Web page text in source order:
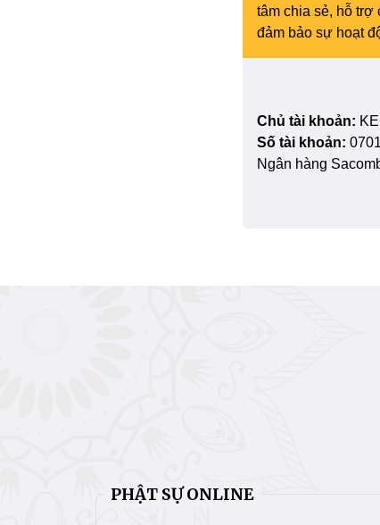
tâm chia sẻ, hỗ
đảm bảo sự hoạt
Chủ tài khoản:
Số tài khoản:
Ngân hàng
PHẬT SỰ ONLINE